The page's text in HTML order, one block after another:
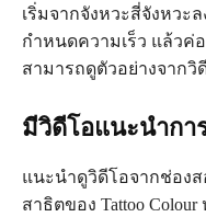
เริ่มจากจังหวะสี่จังหวะ
กำหนดความเร็ว แล้วค่
สามารถดูตัวอย่างจากวิ
มีวิดีโอแนะนำกา
แนะนำดูวิดีโอจากช่อง
สาธิตของ Tattoo